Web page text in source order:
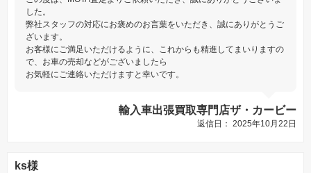
した。
弊社スタッフの対応にお褒めのお言葉をいただき、誠にありがとうご
ざいます。
お客様にご満足いただけるように、これからも精進してまいりますの
で、お車の売却などがございましたら
お気軽にご連絡いただけますと幸いです。
輸入車出張買取専門店ザ・カービー
返信日： 2025年10月22日
ks様